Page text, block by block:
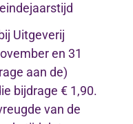
Uitgeverij
en 31
aan de)
bijdrage € 1,90.
van de